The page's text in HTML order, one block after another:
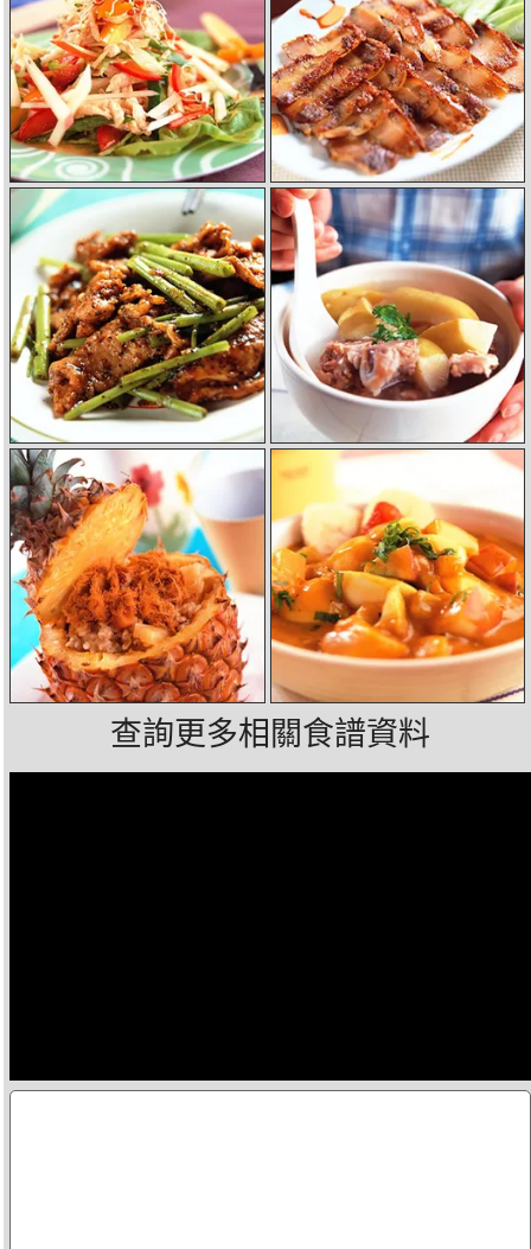
查詢更多相關食譜資料